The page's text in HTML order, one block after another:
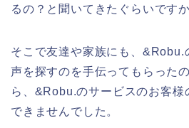
るの？と聞いてきたぐらいですか
そこで友達や家族にも、&Robu.
声を探すのを手伝ってもらった
ら、&Robu.のサービスのお客様
できませんでした。